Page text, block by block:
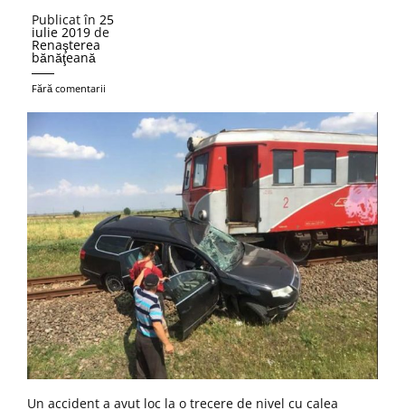
Publicat în 25
iulie 2019 de
Renaşterea
bănăţeană
Fără comentarii
Un accident a avut loc la o trecere de nivel cu calea